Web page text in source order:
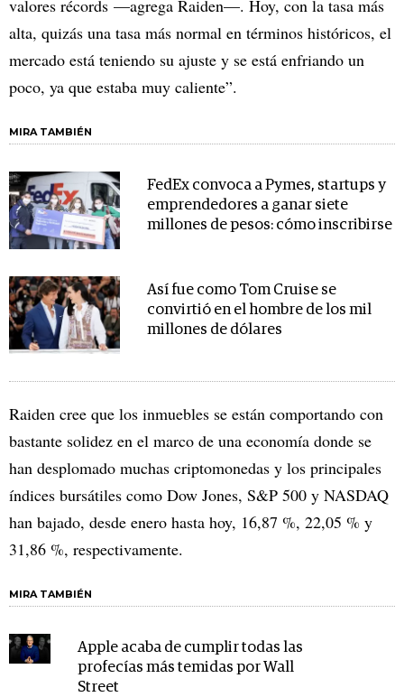
valores récords —agrega Raiden—. Hoy, con la tasa más
alta, quizás una tasa más normal en términos históricos, el
mercado está teniendo su ajuste y se está enfriando un
poco, ya que estaba muy caliente”.
MIRA TAMBIÉN
FedEx convoca a Pymes, startups y
emprendedores a ganar siete
millones de pesos: cómo inscribirse
Así fue como Tom Cruise se
convirtió en el hombre de los mil
millones de dólares
Raiden cree que los inmuebles se están comportando con
bastante solidez en el marco de una economía donde se
han desplomado muchas criptomonedas y los principales
índices bursátiles como Dow Jones, S&P 500 y NASDAQ
han bajado, desde enero hasta hoy, 16,87 %, 22,05 % y
31,86 %, respectivamente.
MIRA TAMBIÉN
Apple acaba de cumplir todas las
profecías más temidas por Wall
Street